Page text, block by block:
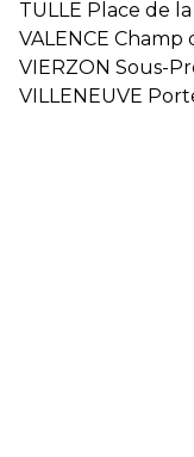
TULLE Place de
VALENCE Champ
VIERZON Sous-
VILLENEUVE